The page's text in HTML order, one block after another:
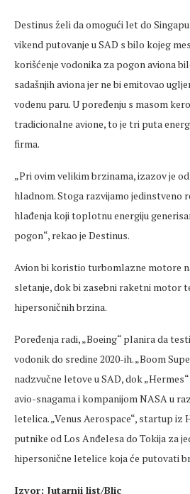
Destinus želi da omogući let do
vikend putovanje u SAD s bilo kojeg
korišćenje vodonika za pogon aviona
sadašnjih aviona jer ne bi emitovao
vodenu paru. U poređenju s masom
tradicionalne avione, to je tri puta
firma.
„Pri ovim velikim brzinama, izazov je
hladnom. Stoga razvijamo jedinstveno
hlađenja koji toplotnu energiju
pogon“, rekao je Destinus.
Avion bi koristio turbomlazne motore
sletanje, dok bi zasebni raketni motor
hipersoničnih brzina.
Poređenja radi, „Boeing“ planira da
vodonik do sredine 2020-ih. „Boom
nadzvučne letove u SAD, dok
avio-snagama i kompanijom NASA u
letelica. „Venus Aerospace“, startup iz
putnike od Los Anđelesa do Tokija za
hipersonične letelice koja će putovati
Izvor: Jutarnji list/Blic